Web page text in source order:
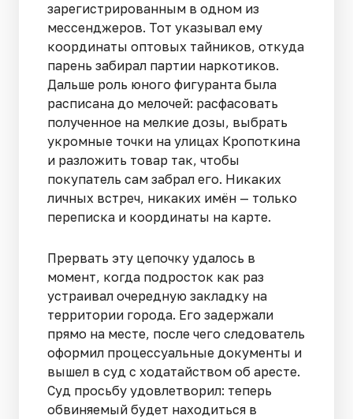
зарегистрированным в одном из
мессенджеров. Тот указывал ему
координаты оптовых тайников, откуда
парень забирал партии наркотиков.
Дальше роль юного фигуранта была
расписана до мелочей: расфасовать
полученное на мелкие дозы, выбрать
укромные точки на улицах Кропоткина
и разложить товар так, чтобы
покупатель сам забрал его. Никаких
личных встреч, никаких имён — только
переписка и координаты на карте.
Прервать эту цепочку удалось в
момент, когда подросток как раз
устраивал очередную закладку на
территории города. Его задержали
прямо на месте, после чего следователь
оформил процессуальные документы и
вышел в суд с ходатайством об аресте.
Суд просьбу удовлетворил: теперь
обвиняемый будет находиться в